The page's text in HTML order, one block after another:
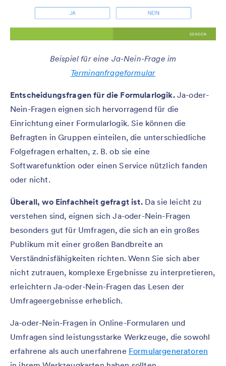
Beispiel für eine Ja-Nein-Frage im
Terminanfrageformular
Entscheidungsfragen für die Formularlogik.Ja-oder-
Nein-Fragen eignen sich hervorragend für die
Einrichtung einer Formularlogik. Sie können die
Befragten in Gruppen einteilen, die unterschiedliche
Folgefragen erhalten, z. B. ob sie eine
Softwarefunktion oder einen Service nützlich fanden
oder nicht.
Überall, wo Einfachheit gefragt ist.Da sie leicht zu
verstehen sind, eignen sich Ja-oder-Nein-Fragen
besonders gut für Umfragen, die sich an ein großes
Publikum mit einer großen Bandbreite an
Verständnisfähigkeiten richten. Wenn Sie sich aber
nicht zutrauen, komplexe Ergebnisse zu interpretieren,
erleichtern Ja-oder-Nein-Fragen das Lesen der
Umfrageergebnisse erheblich.
Ja-oder-Nein-Fragen in Online-Formularen und
Umfragen sind leistungsstarke Werkzeuge, die sowohl
erfahrene als auch unerfahrene Formulargeneratoren